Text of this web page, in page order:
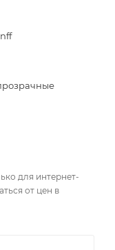
для интернет-
от цен в